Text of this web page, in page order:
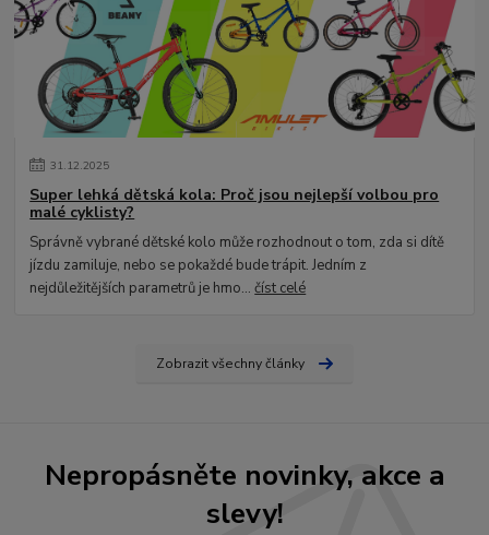
31.12.2025
Super lehká dětská kola: Proč jsou nejlepší volbou pro
malé cyklisty?
Správně vybrané dětské kolo může rozhodnout o tom, zda si dítě
jízdu zamiluje, nebo se pokaždé bude trápit. Jedním z
nejdůležitějších parametrů je hmo...číst celé
Zobrazit všechny články
Nepropásněte novinky, akce a
slevy!